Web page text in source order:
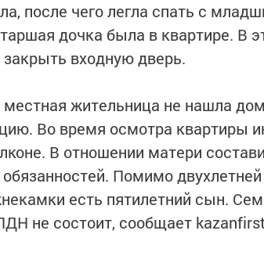
после чего легла спать с
дочка была в квартире. В
закрыть входную дверь.
жительница не нашла
Во время осмотра квартиры
В отношении матери
Помимо
есть пятилетний сын.
не состоит, сообщает